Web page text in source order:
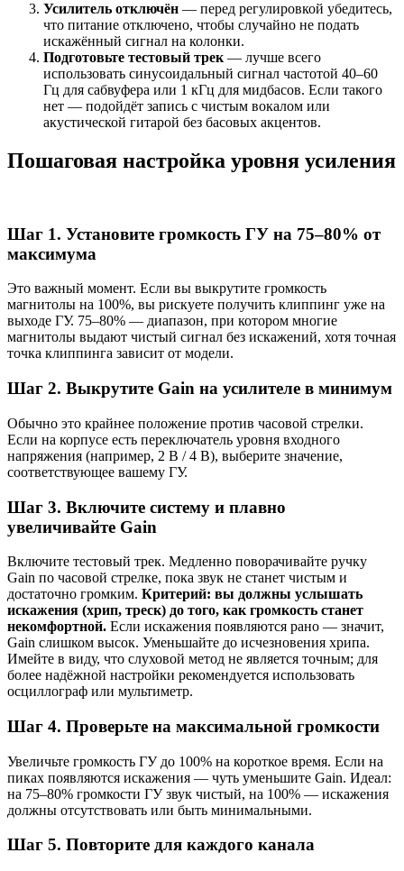
Усилитель отключён — перед регулировкой убедитесь,
что питание отключено, чтобы случайно не подать
искажённый сигнал на колонки.
Подготовьте тестовый трек — лучше всего
использовать синусоидальный сигнал частотой 40–60
Гц для сабвуфера или 1 кГц для мидбасов. Если такого
нет — подойдёт запись с чистым вокалом или
акустической гитарой без басовых акцентов.
Пошаговая настройка уровня усиления
Шаг 1. Установите громкость ГУ на 75–80% от
максимума
Это важный момент. Если вы выкрутите громкость
магнитолы на 100%, вы рискуете получить клиппинг уже на
выходе ГУ. 75–80% — диапазон, при котором многие
магнитолы выдают чистый сигнал без искажений, хотя точная
точка клиппинга зависит от модели.
Шаг 2. Выкрутите Gain на усилителе в минимум
Обычно это крайнее положение против часовой стрелки.
Если на корпусе есть переключатель уровня входного
напряжения (например, 2 В / 4 В), выберите значение,
соответствующее вашему ГУ.
Шаг 3. Включите систему и плавно
увеличивайте Gain
Включите тестовый трек. Медленно поворачивайте ручку
Gain по часовой стрелке, пока звук не станет чистым и
достаточно громким. Критерий: вы должны услышать
искажения (хрип, треск) до того, как громкость станет
некомфортной. Если искажения появляются рано — значит,
Gain слишком высок. Уменьшайте до исчезновения хрипа.
Имейте в виду, что слуховой метод не является точным; для
более надёжной настройки рекомендуется использовать
осциллограф или мультиметр.
Шаг 4. Проверьте на максимальной громкости
Увеличьте громкость ГУ до 100% на короткое время. Если на
пиках появляются искажения — чуть уменьшите Gain. Идеал:
на 75–80% громкости ГУ звук чистый, на 100% — искажения
должны отсутствовать или быть минимальными.
Шаг 5. Повторите для каждого канала